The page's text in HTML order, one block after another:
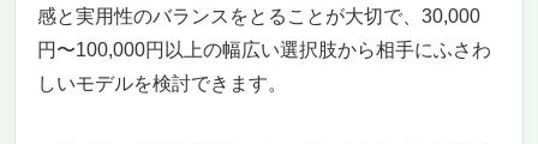
プレゼント用炊飯器ハイスペックを探してい
る人に、圧倒的な「買わなきゃ損」感を！
プラチナ厚釜×うまみ圧力蒸らし＝極上のご
感と実用性のバランスをとることが大切で、30,000
円〜100,000円以上の幅広い選択肢から相手にふさわ
しいモデルを検討できます。